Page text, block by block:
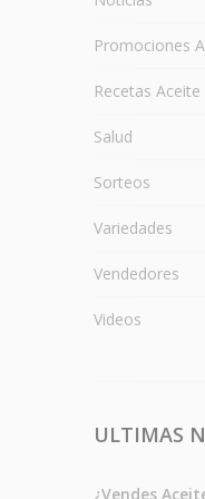
Promociones
Recetas
Salud
Sorteos
Variedades
Vendedores
Videos
ULTIMAS
¿Vendes